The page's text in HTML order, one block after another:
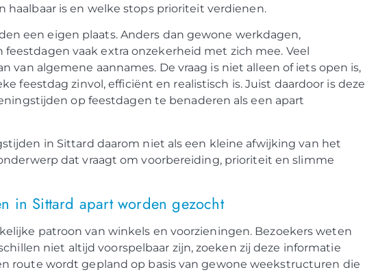
is en welke stops prioriteit verdienen.
een eigen plaats. Anders dan gewone werkdagen,
vaak extra onzekerheid met zich mee. Veel
van algemene aannames. De vraag is niet alleen of iets open is,
feestdag zinvol, efficiënt en realistisch is. Juist daardoor is deze
op feestdagen te benaderen als een apart
in Sittard daarom niet als een kleine afwijking van het
dat vraagt om voorbereiding, prioriteit en slimme
in Sittard apart worden gezocht
patroon van winkels en voorzieningen. Bezoekers weten
niet altijd voorspelbaar zijn, zoeken zij deze informatie
route wordt gepland op basis van gewone weekstructuren die